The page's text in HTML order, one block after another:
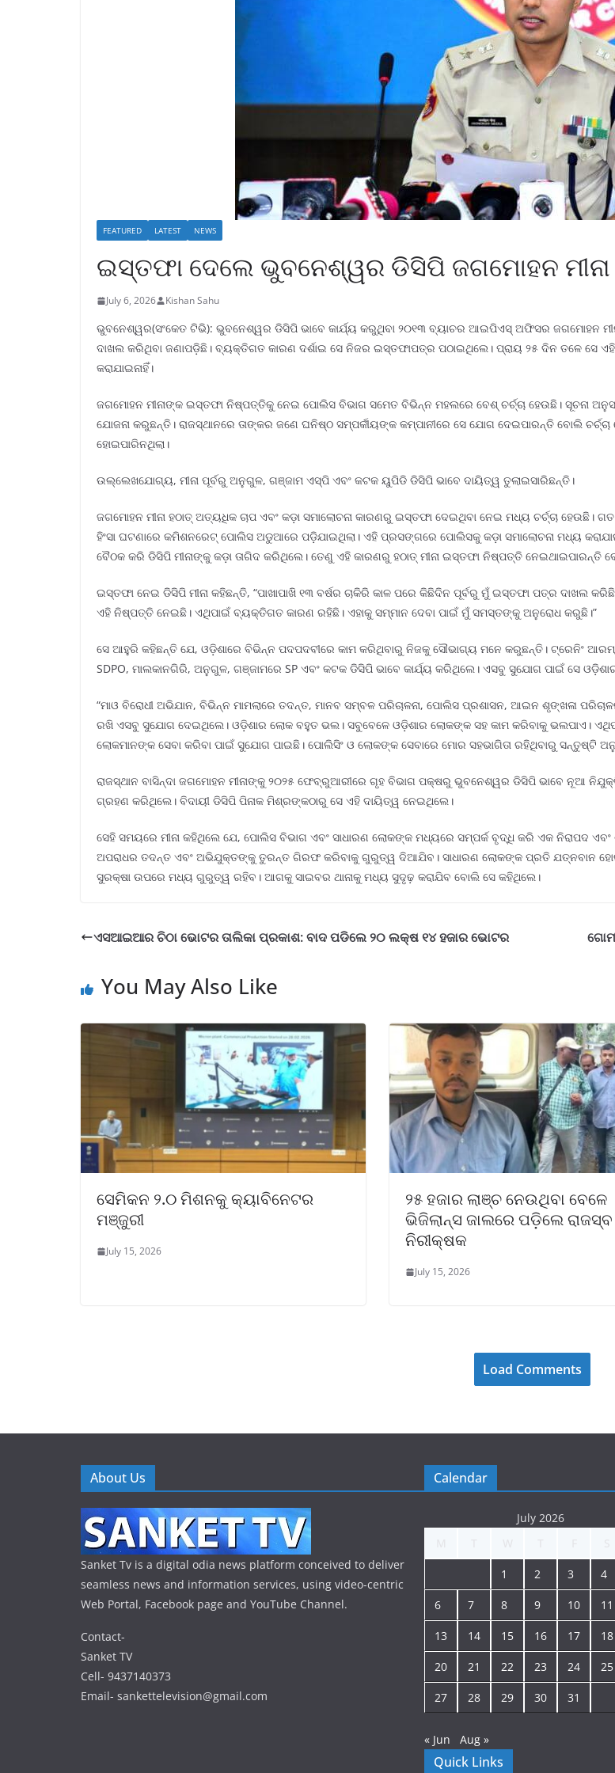
FEATURED LATEST NEWS
ଇସ୍ତଫା ଦେଲେ ଭୁବନେଶ୍ୱର ଡିସିପି ଜଗମୋହନ ମୀନା
July 6, 2026 Kishan Sahu
ଭୁବନେଶ୍ୱର(ସଂକେତ ଟିଭି): ଭୁବନେଶ୍ୱର ଡିସିପି ଭାବେ କାର୍ଯ୍ୟ କରୁଥିବା ୨୦୧୩ ବ୍ୟାଚର ଆଇପିଏସ୍ ଅଫିସର ଜଗମୋହନ
ଦାଖଲ କରିଥିବା ଜଣାପଡ଼ିଛି। ବ୍ୟକ୍ତିଗତ କାରଣ ଦର୍ଶାଇ ସେ ନିଜର ଇସ୍ତଫାପତ୍ର ପଠାଇଥିଲେ। ପ୍ରାୟ ୨୫ ଦିନ ତଳେ ସେ
କରାଯାଇନାହିଁ।
ଜଗମୋହନ ମୀନାଙ୍କ ଇସ୍ତଫା ନିଷ୍ପତ୍ତିକୁ ନେଇ ପୋଲିସ ବିଭାଗ ସମେତ ବିଭିନ୍ନ ମହଲରେ ବେଶ୍ ଚର୍ଚ୍ଚା ହେଉଛି। ସୂଚନା
ଯୋଜନା କରୁଛନ୍ତି। ରାଜସ୍ଥାନରେ ତାଙ୍କର ଜଣେ ଘନିଷ୍ଠ ସମ୍ପର୍କୀୟଙ୍କ କମ୍ପାନୀରେ ସେ ଯୋଗ ଦେଇପାରନ୍ତି ବୋଲି
ହୋଇପାରିନଥିଲା।
ଉଲ୍ଲେଖଯୋଗ୍ୟ, ମୀନା ପୂର୍ବରୁ ଅନୁଗୁଳ, ଗଞ୍ଜାମ ଏସ୍‌ପି ଏବଂ କଟକ ୟୁପିଡି ଡିସିପି ଭାବେ ଦାୟିତ୍ୱ ତୁଲାଇସାରିଛନ୍ତି।
ଜଗମୋହନ ମୀନା ହଠାତ୍ ଅତ୍ୟଧିକ ଚାପ ଏବଂ କଡ଼ା ସମାଲୋଚନା କାରଣରୁ ଇସ୍ତଫା ଦେଇଥିବା ନେଇ ମଧ୍ୟ ଚର୍ଚ୍ଚା
ହିଂସା ଘଟଣାରେ କମିଶନରେଟ୍ ପୋଲିସ ଅଡୁଆରେ ପଡ଼ିଯାଇଥିଲା। ଏହି ପ୍ରସଙ୍ଗରେ ପୋଲିସକୁ କଡ଼ା ସମାଲୋଚନା ମଧ୍ୟ
ବୈଠକ କରି ଡିସିପି ମୀନାଙ୍କୁ କଡ଼ା ତାଗିଦ କରିଥିଲେ। ତେଣୁ ଏହି କାରଣରୁ ହଠାତ୍ ମୀନା ଇସ୍ତଫା ନିଷ୍ପତ୍ତି ନେଇଥାଇପାରନ୍ତି
ଇସ୍ତଫା ନେଇ ଡିସିପି ମୀନା କହିଛନ୍ତି, “ପାଖାପାଖି ୧୩ ବର୍ଷର ଚାକିରି କାଳ ପରେ କିଛିଦିନ ପୂର୍ବରୁ ମୁଁ ଇସ୍ତଫା ପତ୍ର ଦାଖଲ
ଏହି ନିଷ୍ପତ୍ତି ନେଇଛି। ଏଥିପାଇଁ ବ୍ୟକ୍ତିଗତ କାରଣ ରହିଛି। ଏହାକୁ ସମ୍ମାନ ଦେବା ପାଇଁ ମୁଁ ସମସ୍ତଙ୍କୁ ଅନୁରୋଧ କରୁଛି।”
ସେ ଆହୁରି କହିଛନ୍ତି ଯେ, ଓଡ଼ିଶାରେ ବିଭିନ୍ନ ପଦପଦବୀରେ କାମ କରିଥିବାରୁ ନିଜକୁ ସୌଭାଗ୍ୟ ମନେ କରୁଛନ୍ତି। ଟ୍ରେନିଂ
SDPO, ମାଲକାନଗିରି, ଅନୁଗୁଳ, ଗଞ୍ଜାମରେ SP ଏବଂ କଟକ ଡିସିପି ଭାବେ କାର୍ଯ୍ୟ କରିଥିଲେ। ଏସବୁ ସୁଯୋଗ ପାଇଁ ସେ
“ମାଓ ବିରୋଧୀ ଅଭିଯାନ, ବିଭିନ୍ନ ମାମଲାରେ ତଦନ୍ତ, ମାନବ ସମ୍ବଳ ପରିଚାଳନା, ପୋଲିସ ପ୍ରଶାସନ, ଆଇନ ଶୃଙ୍ଖଳା
ରଖି ଏସବୁ ସୁଯୋଗ ଦେଇଥିଲେ। ଓଡ଼ିଶାର ଲୋକ ବହୁତ ଭଲ। ସବୁବେଳେ ଓଡ଼ିଶାର ଲୋକଙ୍କ ସହ କାମ କରିବାକୁ ଭଲପାଏ।
ଲୋକମାନଙ୍କ ସେବା କରିବା ପାଇଁ ସୁଯୋଗ ପାଇଛି। ପୋଲିସିଂ ଓ ଲୋକଙ୍କ ସେବାରେ ମୋର ସହଭାଗିତା ରହିଥିବାରୁ ସନ୍ତୁଷ୍ଟି
ରାଜସ୍ଥାନ ବାସିନ୍ଦା ଜଗମୋହନ ମୀନାଙ୍କୁ ୨୦୨୫ ଫେବ୍ରୁଆରୀରେ ଗୃହ ବିଭାଗ ପକ୍ଷରୁ ଭୁବନେଶ୍ୱର ଡିସିପି ଭାବେ ନୂଆ
ଗ୍ରହଣ କରିଥିଲେ। ବିଦାୟୀ ଡିସିପି ପିନାକ ମିଶ୍ରଙ୍କଠାରୁ ସେ ଏହି ଦାୟିତ୍ୱ ନେଇଥିଲେ।
ସେହି ସମୟରେ ମୀନା କହିଥିଲେ ଯେ, ପୋଲିସ ବିଭାଗ ଏବଂ ସାଧାରଣ ଲୋକଙ୍କ ମଧ୍ୟରେ ସମ୍ପର୍କ ବୃଦ୍ଧି କରି ଏକ ନିରାପଦ
ଅପରାଧର ତଦନ୍ତ ଏବଂ ଅଭିଯୁକ୍ତଙ୍କୁ ତୁରନ୍ତ ଗିରଫ କରିବାକୁ ଗୁରୁତ୍ୱ ଦିଆଯିବ। ସାଧାରଣ ଲୋକଙ୍କ ପ୍ରତି ଯତ୍ନବାନ
ସୁରକ୍ଷା ଉପରେ ମଧ୍ୟ ଗୁରୁତ୍ୱ ରହିବ। ଆଗକୁ ସାଇବର ଥାନାକୁ ମଧ୍ୟ ସୁଦୃଢ଼ କରାଯିବ ବୋଲି ସେ କହିଥିଲେ।
ଏସଆଇଆର ଚିଠା ଭୋଟର ତାଲିକା ପ୍ରକାଶ: ବାଦ ପଡିଲେ ୨୦ ଲକ୍ଷ ୧୪ ହଜାର ଭୋଟର
You May Also Like
ସେମିକନ ୨.୦ ମିଶନକୁ କ୍ୟାବିନେଟର
ମଞ୍ଜୁରୀ
July 15, 2026
୨୫ ହଜାର ଲାଞ୍ଚ ନେଉଥିବା ବେଳେ
ଭିଜିଲାନ୍ସ ଜାଲରେ ପଡ଼ିଲେ ରାଜସ୍ବ
ନିରୀକ୍ଷକ
July 15, 2026
Load Comments
About Us
Sanket Tv is a digital odia news platform conceived to deliver
seamless news and information services, using video-centric
Web Portal, Facebook page and YouTube Channel.
Contact-
Sanket TV
Cell- 9437140373
Email- sankettelevision@gmail.com
Calendar
July 2026
1 2 3 4
6 7 8 9 10 11
13 14 15 16 17 18
20 21 22 23 24 25
27 28 29 30 31
« Jun Aug »
Quick Links